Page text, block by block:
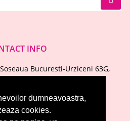
dumneavoastra,
cookies.
INFO
Bucuresti-Urziceni 63G,
Afumati, Ilfov
0744 574 414
MAI MULT